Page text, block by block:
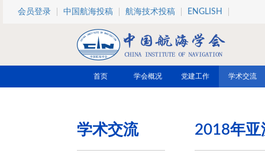
跳转到主要内容
会员登录 中国航海投稿 航海技术投稿 ENGLISH
首页 学会概况 党建工作 学术交流
学术交流 2018年亚